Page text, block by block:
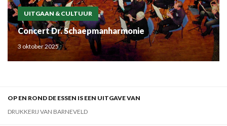
UITGAAN & CULTUUR
Concert Dr. Schaepmanharmonie
3 oktober 2025
OP EN ROND DE ESSEN IS EEN UITGAVE VAN
DRUKKERIJ VAN BARNEVELD